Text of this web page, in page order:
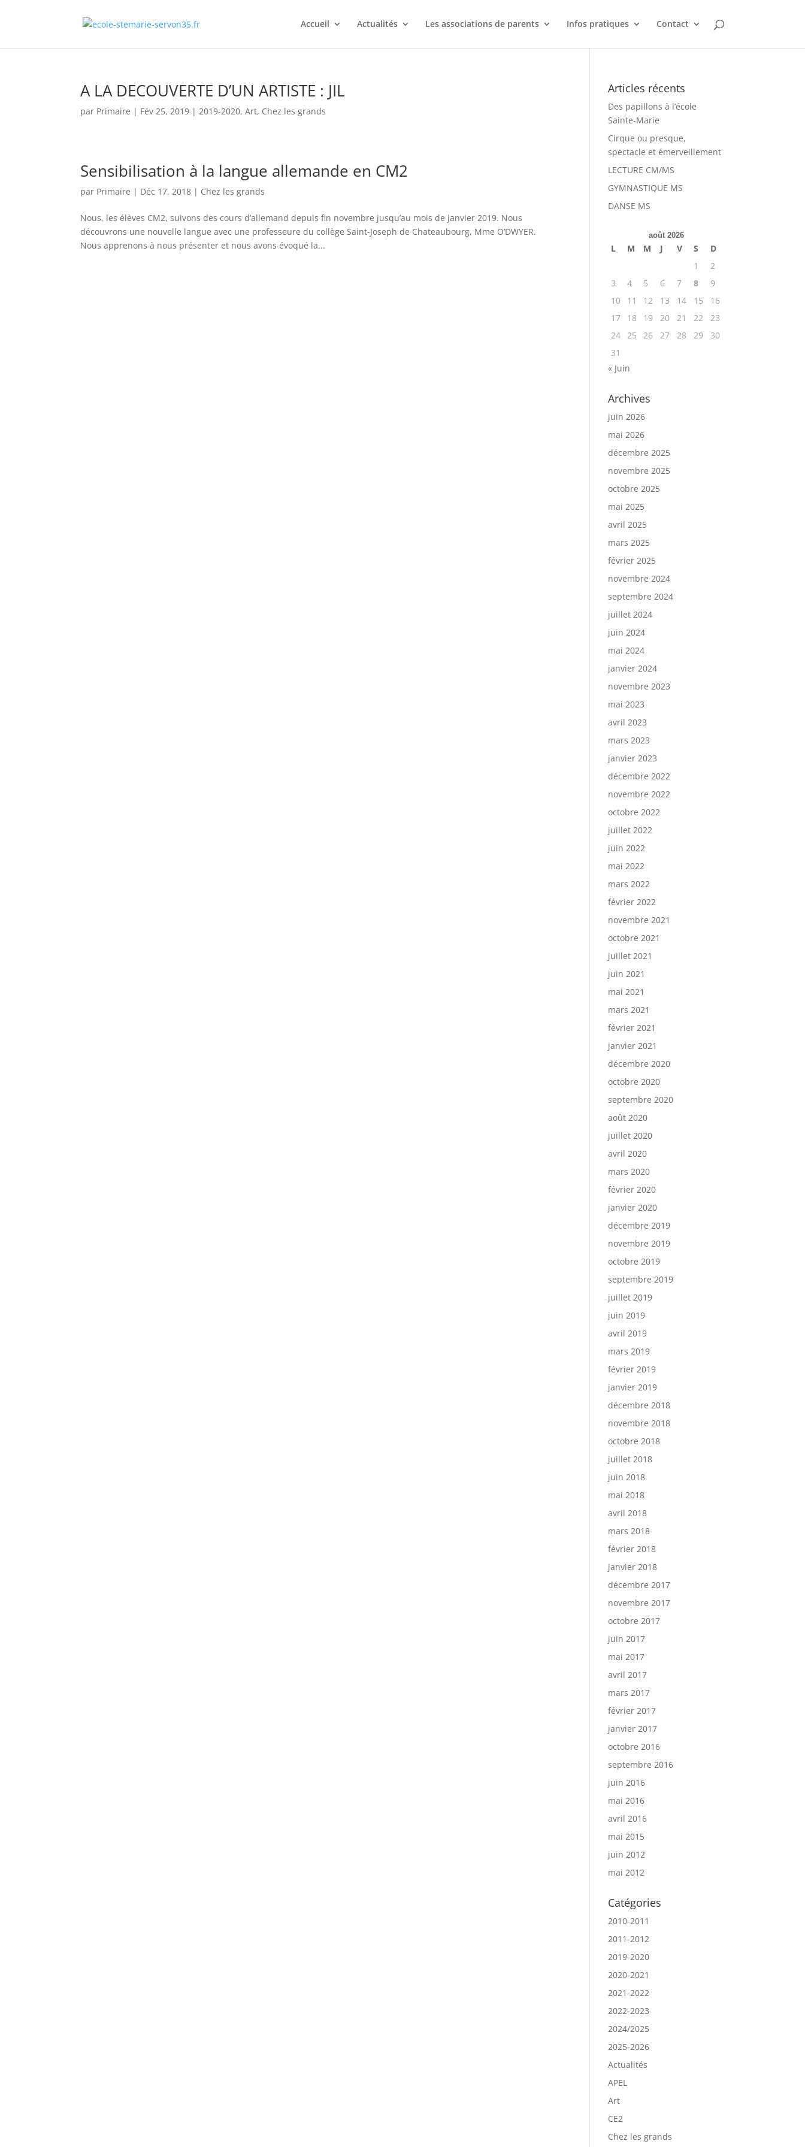
Accueil Actualités Les associations de parents Infos pratiques Contact
A LA DECOUVERTE D’UN ARTISTE : JIL
par Primaire | Fév 25, 2019 |2019-2020,Art, Chez les grands
Sensibilisation à la langue allemande en CM2
par Primaire | Déc 17, 2018 | Chez les grands
Nous, les élèves CM2, suivons des cours d’allemand depuis fin novembre jusqu’au mois de janvier 2019. Nous
découvrons une nouvelle langue avec une professeure du collège Saint-Joseph de Chateaubourg, Mme O’DWYER.
Nous apprenons à nous présenter et nous avons évoqué la...
Articles récents
Des papillons à l’école
Sainte-Marie
Cirque ou presque,
spectacle et émerveillement
LECTURE CM/MS
GYMNASTIQUE MS
DANSE MS
août 2026
L M M J V S
D
1
2
3
4 5 6 7 8
9
10
11 12 13 14 15
16
17
18 19 20 21 22
23
24 25 26 27 28 29
30
31
« Juin
Archives
juin 2026
mai 2026
décembre 2025
novembre 2025
octobre 2025
mai 2025
avril 2025
mars 2025
février 2025
novembre 2024
septembre 2024
juillet 2024
juin 2024
mai 2024
janvier 2024
novembre 2023
mai 2023
avril 2023
mars 2023
janvier 2023
décembre 2022
novembre 2022
octobre 2022
juillet 2022
juin 2022
mai 2022
mars 2022
février 2022
novembre 2021
octobre 2021
juillet 2021
juin 2021
mai 2021
mars 2021
février 2021
janvier 2021
décembre 2020
octobre 2020
septembre 2020
août 2020
juillet 2020
avril 2020
mars 2020
février 2020
janvier 2020
décembre 2019
novembre 2019
octobre 2019
septembre 2019
juillet 2019
juin 2019
avril 2019
mars 2019
février 2019
janvier 2019
décembre 2018
novembre 2018
octobre 2018
juillet 2018
juin 2018
mai 2018
avril 2018
mars 2018
février 2018
janvier 2018
décembre 2017
novembre 2017
octobre 2017
juin 2017
mai 2017
avril 2017
mars 2017
février 2017
janvier 2017
octobre 2016
septembre 2016
juin 2016
mai 2016
avril 2016
mai 2015
juin 2012
mai 2012
Catégories
2010-2011
2011-2012
2019-2020
2020-2021
2021-2022
2022-2023
2024/2025
2025-2026
Actualités
APEL
Art
CE2
Chez les grands